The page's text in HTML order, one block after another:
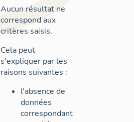
Aucun résultat ne
correspond aux
critères saisis.
Cela peut
s'expliquer par les
raisons suivantes :
l'absence de
données
correspondant